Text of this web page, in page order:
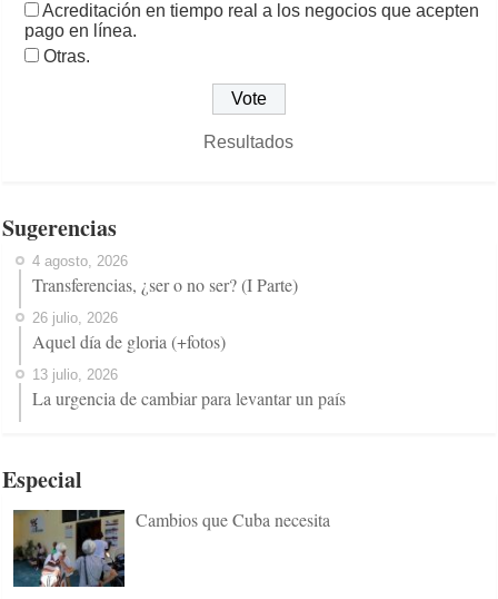
Acreditación en tiempo real a los negocios que acepten
pago en línea.
Otras.
Resultados
Sugerencias
4 agosto, 2026
Transferencias, ¿ser o no ser? (I Parte)
26 julio, 2026
Aquel día de gloria (+fotos)
13 julio, 2026
La urgencia de cambiar para levantar un país
Especial
Cambios que Cuba necesita